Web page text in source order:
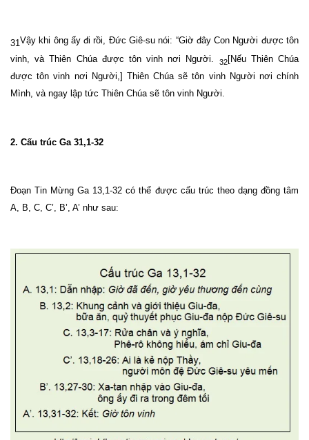
31 Vậy khi ông ấy đi rồi, Đức Giê-su nói: “Giờ đây Con Người được tôn
vinh, và Thiên Chúa được tôn vinh nơi Người.
32[Nếu Thiên Chúa
được tôn vinh nơi Người,] Thiên Chúa sẽ tôn vinh Người nơi chính
Mình, và ngay lập tức Thiên Chúa sẽ tôn vinh Người.
2. Cấu trúc Ga 31,1-32
Đoạn Tin Mừng Ga 13,1-32 có thể được cấu trúc theo dạng đồng tâm
A, B, C, C’, B’, A’ như sau: